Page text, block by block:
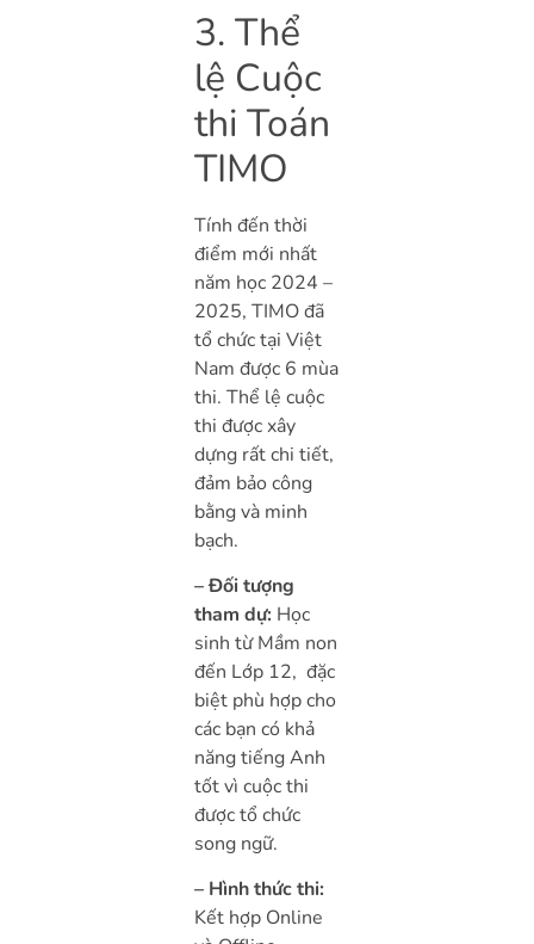
3. Thể
lệ Cuộc
thi Toán
TIMO
Tính đến thời
điểm mới nhất
năm học 2024 –
2025, TIMO đã
tổ chức tại Việt
Nam được 6 mùa
thi. Thể lệ cuộc
thi được xây
dựng rất chi tiết,
đảm bảo công
bằng và minh
bạch.
– Đối tượng
tham dự:Học
sinh từ Mầm non
đến Lớp 12, đặc
biệt phù hợp cho
các bạn có khả
năng tiếng Anh
tốt vì cuộc thi
được tổ chức
song ngữ.
– Hình thức thi:
Kết hợp Online